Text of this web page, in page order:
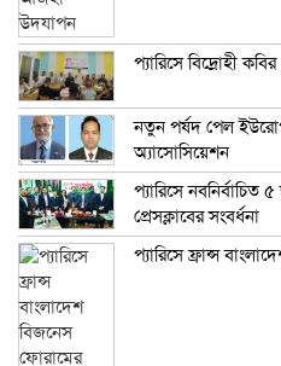
প্যারিসে বিদ্রোহী
নতুন পর্ষদ পেল
অ্যাসোসিয়েশন
প্যারিসে নবনির্বাচিত
প্রেসক্লাবের সংবর্ধনা
প্যারিসে ফ্রান্স